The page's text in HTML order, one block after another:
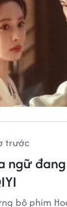
trước
ngữ
bộ phim